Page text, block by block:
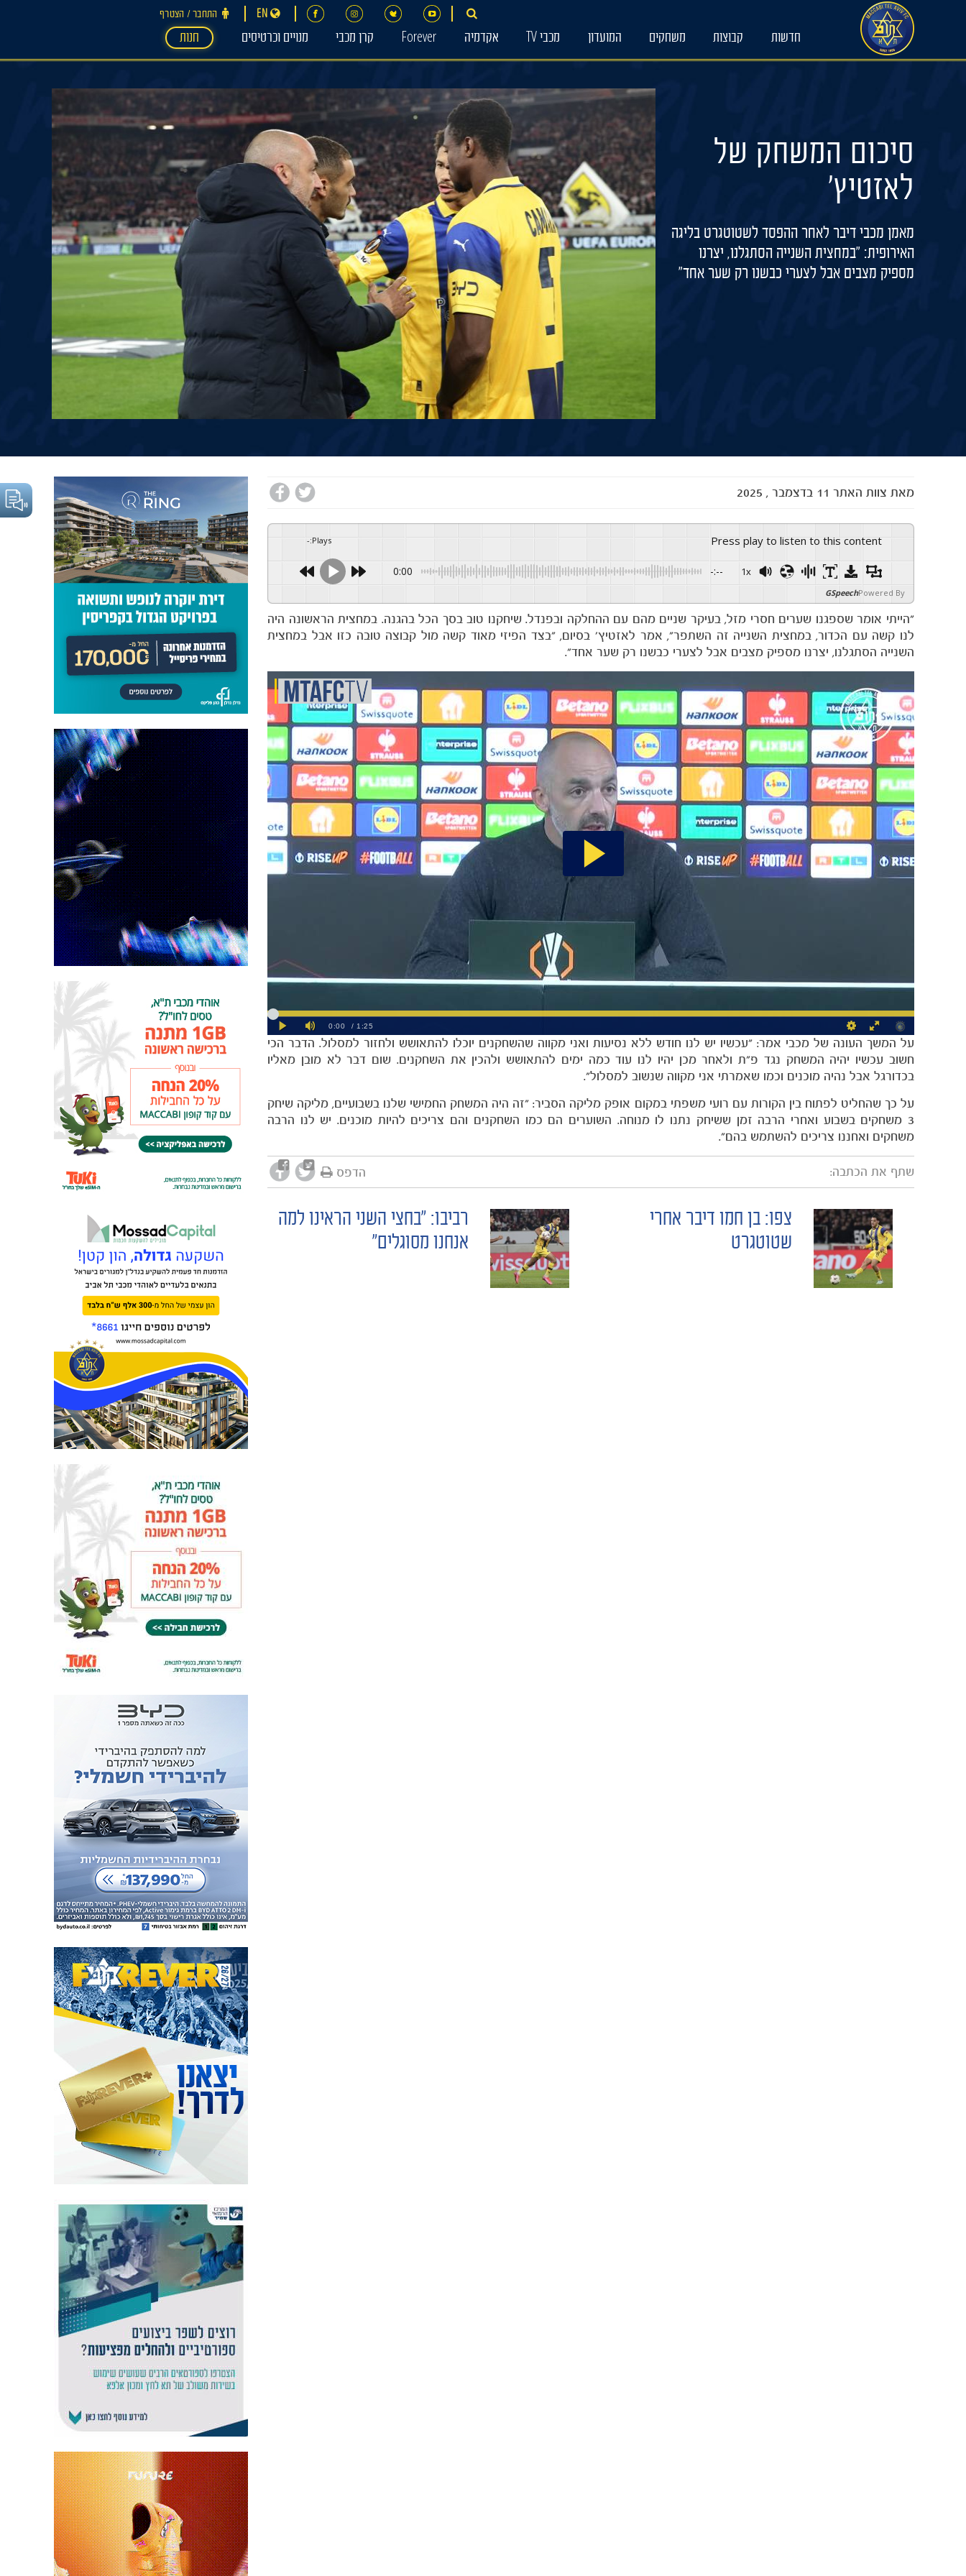
התחבר ‪/‬ הצטרף EN
חדשות קבוצות משחקים המועדון מכבי TV אקדמיה Forever קרן מכבי מנויים וכרטיסים חנות
סיכום המשחק של
לאזטיץ'
מאמן מכבי דיבר לאחר ההפסד לשטוטגרט בליגה
האירופית: "במחצית השנייה הסתגלנו, יצרנו
מספיק מצבים אבל לצערי כבשנו רק שער אחד"
מאת צוות האתר 11 בדצמבר , 2025
Press play to listen to this content
Plays
:
-
0:00 -:-- 1x
Powered By
GSpeech
"הייתי אומר שספגנו שערים חסרי מזל, בעיקר שניים מהם עם ההחלקה ובפנדל. שיחקנו טוב בסך הכל בהגנה. במחצית הראשונה היה
לנו קשה עם הכדור, במחצית השנייה זה השתפר", אמר לאזטיץ' בסיום, "בצד הפיזי מאוד קשה מול קבוצה טובה כזו אבל במחצית
השנייה הסתגלנו, יצרנו מספיק מצבים אבל לצערי כבשנו רק שער אחד".
על המשך העונה של מכבי אמר: "עכשיו יש לנו חודש ללא נסיעות ואני מקווה שהשחקנים יוכלו להתאושש ולחזור למסלול. הדבר הכי
חשוב עכשיו יהיה המשחק נגד פ"ת ולאחר מכן יהיו לנו עוד כמה ימים להתאושש ולהכין את השחקנים. שום דבר לא מובן מאליו
בכדורגל אבל נהיה מוכנים וכמו שאמרתי אני מקווה שנשוב למסלול".
על כך שהחליט לפתוח בין הקורות עם רועי משפתי במקום אופק מליקה הסביר: "זה היה המשחק החמישי שלנו בשבועיים, מליקה שיחק
3 משחקים בשבוע ואחרי הרבה זמן ששיחק נתנו לו מנוחה. השוערים הם כמו השחקנים והם צריכים להיות מוכנים. יש לנו הרבה
משחקים ואחננו צריכים להשתמש בהם".
שתף את הכתבה: הדפס
POST
NAVIGATION
רביבו: "בחצי השני הראינו למה
אנחנו מסוגלים"
צפו: בן חמו דיבר אחרי
שטוטגרט